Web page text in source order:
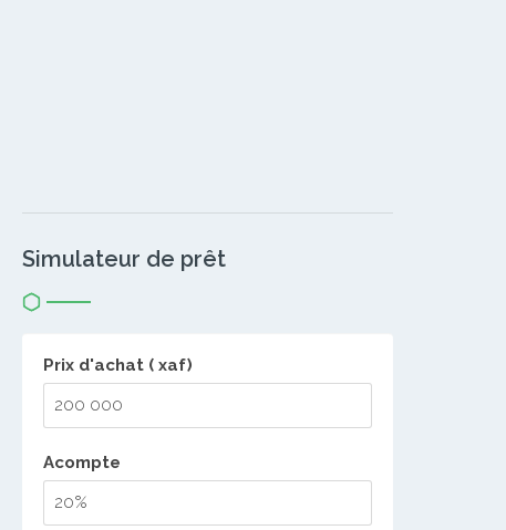
Simulateur de prêt
Prix d'achat ( xaf)
Acompte